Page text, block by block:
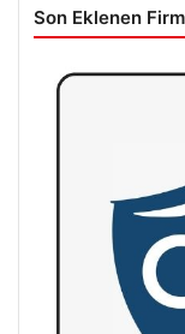
Son Eklenen